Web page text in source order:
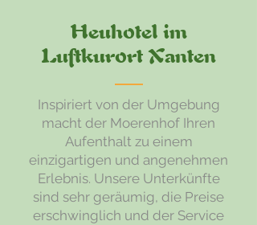
Heuhotel im
Luftkurort Xanten
Inspiriert von der Umgebung
macht der Moerenhof Ihren
Aufenthalt zu einem
einzigartigen und angenehmen
Erlebnis. Unsere Unterkünfte
sind sehr geräumig, die Preise
erschwinglich und der Service